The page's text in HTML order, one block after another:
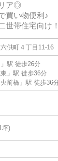
ア◎
買い物便利♪
世帯住宅向け！
六供町 ４丁目11-16
」駅 徒歩26分
」駅 徒歩36分
前橋 」駅 徒歩36
坪)